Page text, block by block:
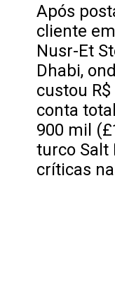
Após
cliente
Nusr-Et
Dhabi,
custou
conta
900 mil
turco Salt
críticas